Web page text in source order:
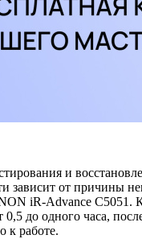
и
зависит от причины
iR-Advance C5051.
0,5 до одного часа,
к работе.